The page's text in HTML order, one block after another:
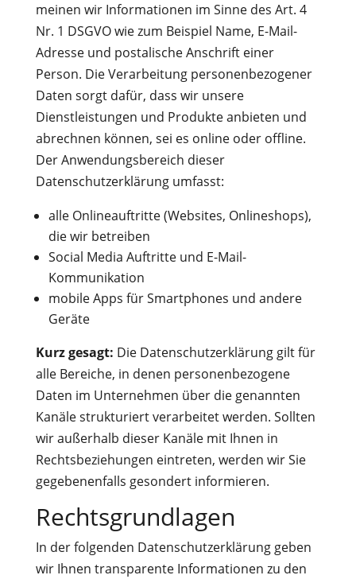
meinen wir Informationen im Sinne des Art. 4
Nr. 1 DSGVO wie zum Beispiel Name, E-Mail-
Adresse und postalische Anschrift einer
Person. Die Verarbeitung personenbezogener
Daten sorgt dafür, dass wir unsere
Dienstleistungen und Produkte anbieten und
abrechnen können, sei es online oder offline.
Der Anwendungsbereich dieser
Datenschutzerklärung umfasst:
alle Onlineauftritte (Websites, Onlineshops),
die wir betreiben
Social Media Auftritte und E-Mail-
Kommunikation
mobile Apps für Smartphones und andere
Geräte
Kurz gesagt: Die Datenschutzerklärung gilt für
alle Bereiche, in denen personenbezogene
Daten im Unternehmen über die genannten
Kanäle strukturiert verarbeitet werden. Sollten
wir außerhalb dieser Kanäle mit Ihnen in
Rechtsbeziehungen eintreten, werden wir Sie
gegebenenfalls gesondert informieren.
Rechtsgrundlagen
In der folgenden Datenschutzerklärung geben
wir Ihnen transparente Informationen zu den